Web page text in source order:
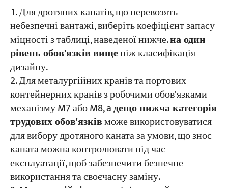
Для дротяних канатів, що перевозять
небезпечні вантажі, виберіть коефіцієнт запасу
міцності з таблиці, наведеної нижче.на один
рівень обов'язків вищеніж класифікація
дизайну.
Для металургійних кранів та портових
контейнерних кранів з робочими обов'язками
механізму M7 або M8, aдещо нижча категорія
трудових обов'язківможе використовуватися
для вибору дротяного каната за умови, що знос
каната можна контролювати під час
експлуатації, щоб забезпечити безпечне
використання та своєчасну заміну.